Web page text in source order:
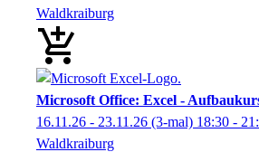
Waldkraiburg
Microsoft Office: Excel -
16.11.26 - 23.11.26 (3-mal) 18:30 -
Waldkraiburg